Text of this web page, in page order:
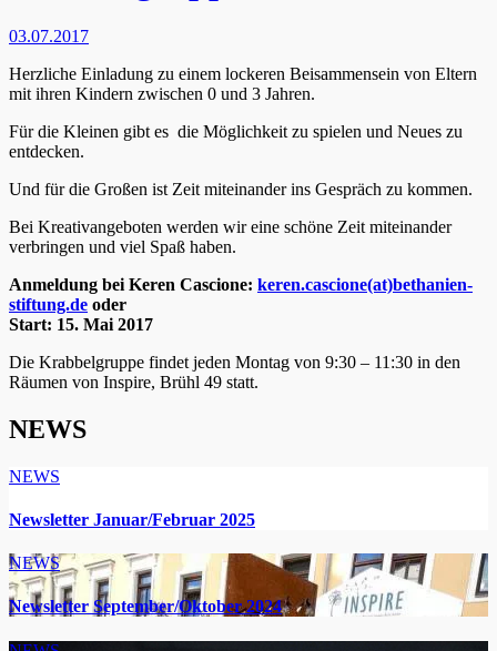
03.07.2017
Herzliche Einladung zu einem lockeren Beisammensein von Eltern
mit ihren Kindern zwischen 0 und 3 Jahren.
Für die Kleinen gibt es die Möglichkeit zu spielen und Neues zu
entdecken.
Und für die Großen ist Zeit miteinander ins Gespräch zu kommen.
Bei Kreativangeboten werden wir eine schöne Zeit miteinander
verbringen und viel Spaß haben.
Anmeldung bei Keren Cascione: keren.cascione(at)bethanien-
stiftung.de oder
Start: 15. Mai 2017
Die Krabbelgruppe findet jeden Montag von 9:30 – 11:30 in den
Räumen von Inspire, Brühl 49 statt.
NEWS
NEWS
Newsletter Januar/Februar 2025
NEWS
Newsletter September/Oktober 2024